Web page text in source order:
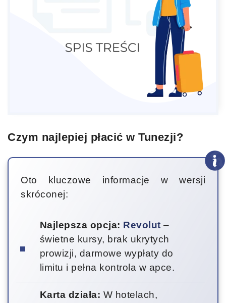
Czym najlepiej płacić w Tunezji?
Oto kluczowe informacje w wersji
skróconej:
Najlepsza opcja: Revolut –
świetne kursy, brak ukrytych
prowizji, darmowe wypłaty do
limitu i pełna kontrola w apce.
Karta działa: W hotelach,